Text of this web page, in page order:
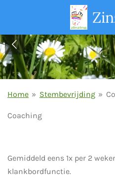
naar
de
hoofdinhoud
Home » Stembevrijding »
Coaching
Gemiddeld eens 1x per 2
klankbordfunctie.